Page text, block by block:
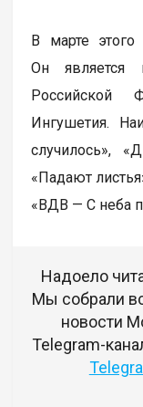
В марте
Он является
Российской
Ингушетия.
случилось»,
«Падают
«ВДВ — С неба
Надоело
Мы собрали
новости
Telegram-